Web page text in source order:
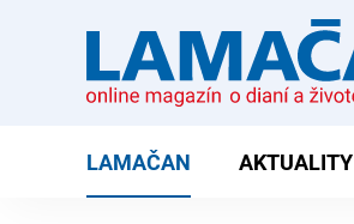
LAMAČAN AKTUALITY